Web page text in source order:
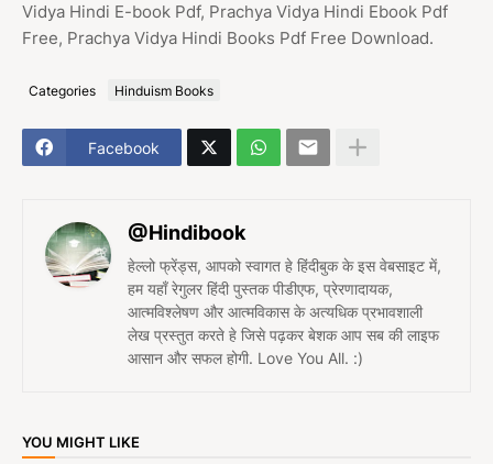
Vidya Hindi E-book Pdf, Prachya Vidya Hindi Ebook Pdf
Free, Prachya Vidya Hindi Books Pdf Free Download.
Categories Hinduism Books
Facebook
@Hindibook
हेल्लो फ्रेंड्स, आपको स्वागत हे हिंदीबुक के इस वेबसाइट में,
हम यहाँ रेगुलर हिंदी पुस्तक पीडीएफ, प्रेरणादायक,
आत्मविश्लेषण और आत्मविकास के अत्यधिक प्रभावशाली
लेख प्रस्तुत करते हे जिसे पढ़कर बेशक आप सब की लाइफ
आसान और सफल होगी. Love You All. :)
YOU MIGHT LIKE